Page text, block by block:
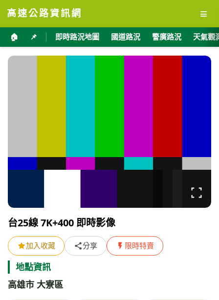
高速公路資訊網 ≡
🏠 📌 即時路況地圖 國道路況 警廣路況 天氣觀
台25線 7K+400 即時影像
加入收藏 分享 限時特賣
地點資訊
高雄市 大寮區